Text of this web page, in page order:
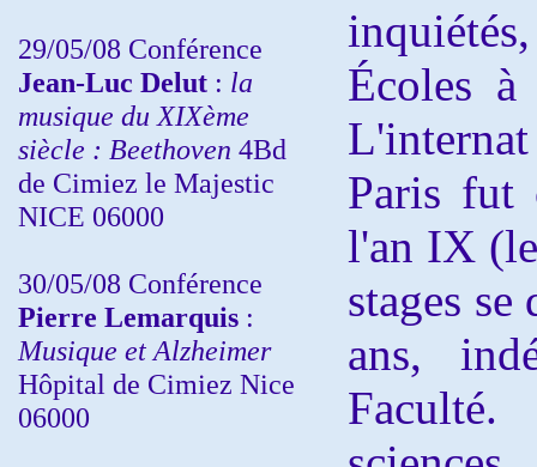
29/05/08 Conférence
Jean-Luc Delut : la
musique du XIXème
siècle : Beethoven 4Bd
de Cimiez le Majestic
NICE 06000
30/05/08 Conférence
Pierre Lemarquis :
Musique et Alzheimer
Hôpital de Cimiez Nice
06000
Écoles
Paris fut
l'an IX
stages
ans,